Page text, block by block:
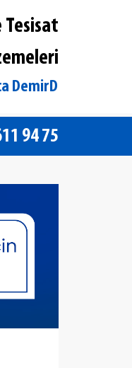
Tesisat
Yetkili Satıcı
94 75